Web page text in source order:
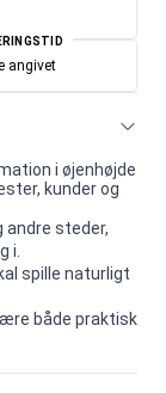
angivet
i øjenhøjde
kunder og
andre steder,
i.
spille naturligt
både praktisk